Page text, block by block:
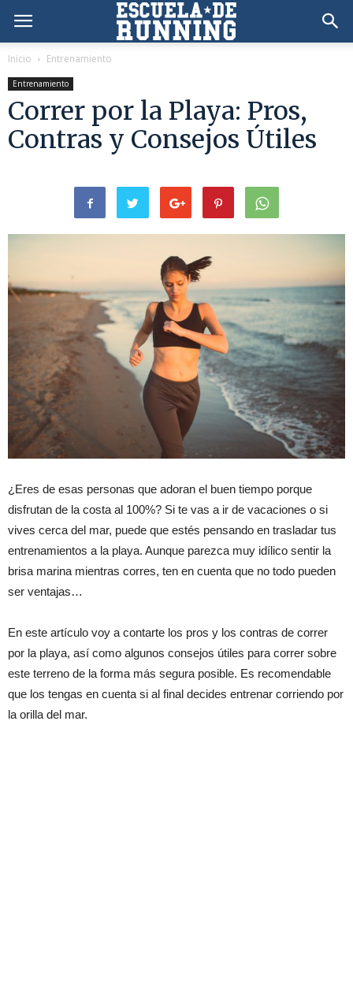
Inicio Entrenamiento
Entrenamiento
Correr por la Playa: Pros,
Contras y Consejos Útiles
¿Eres de esas personas que adoran el buen tiempo porque
disfrutan de la costa al 100%? Si te vas a ir de vacaciones o si
vives cerca del mar, puede que estés pensando en trasladar tus
entrenamientos a la playa. Aunque parezca muy idílico sentir la
brisa marina mientras corres, ten en cuenta que no todo pueden
ser ventajas…
En este artículo voy a contarte los pros y los contras de correr
por la playa, así como algunos consejos útiles para correr sobre
este terreno de la forma más segura posible. Es recomendable
que los tengas en cuenta si al final decides entrenar corriendo por
la orilla del mar.